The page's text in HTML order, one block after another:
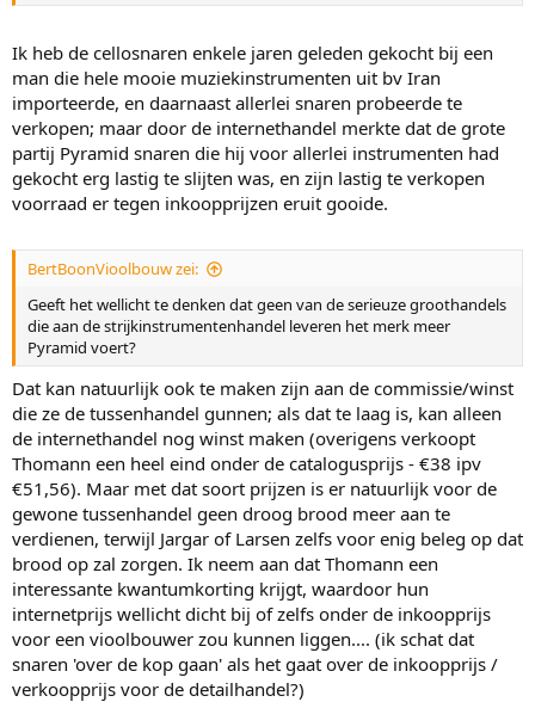
Ik heb de cellosnaren enkele jaren geleden gekocht bij een
man die hele mooie muziekinstrumenten uit bv Iran
importeerde, en daarnaast allerlei snaren probeerde te
verkopen; maar door de internethandel merkte dat de grote
partij Pyramid snaren die hij voor allerlei instrumenten had
gekocht erg lastig te slijten was, en zijn lastig te verkopen
voorraad er tegen inkoopprijzen eruit gooide.
BertBoonVioolbouw zei:
Geeft het wellicht te denken dat geen van de serieuze groothandels
die aan de strijkinstrumentenhandel leveren het merk meer
Pyramid voert?
Dat kan natuurlijk ook te maken zijn aan de commissie/winst
die ze de tussenhandel gunnen; als dat te laag is, kan alleen
de internethandel nog winst maken (overigens verkoopt
Thomann een heel eind onder de catalogusprijs - €38 ipv
€51,56). Maar met dat soort prijzen is er natuurlijk voor de
gewone tussenhandel geen droog brood meer aan te
verdienen, terwijl Jargar of Larsen zelfs voor enig beleg op dat
brood op zal zorgen. Ik neem aan dat Thomann een
interessante kwantumkorting krijgt, waardoor hun
internetprijs wellicht dicht bij of zelfs onder de inkoopprijs
voor een vioolbouwer zou kunnen liggen.... (ik schat dat
snaren 'over de kop gaan' als het gaat over de inkoopprijs /
verkoopprijs voor de detailhandel?)